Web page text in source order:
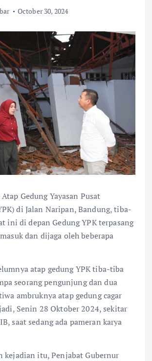
October 30, 2024
Atap Gedung Yayasan Pusat
di Jalan Naripan, Bandung, tiba-
ini di depan Gedung YPK terpasang
dan dijaga oleh beberapa
atap gedung YPK tiba-tiba
seorang pengunjung dan dua
ambruknya atap gedung cagar
Senin 28 Oktober 2024, sekitar
saat sedang ada pameran karya
kejadian itu, Penjabat Gubernur